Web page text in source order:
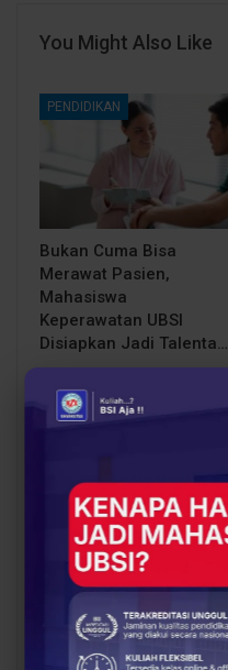
You Might Also Like
PENDIDIKAN
Bukan Cuma Bisa
Merawat Pasien,
Mahasiswa
Keperawatan UBSI
Disiapkan Jadi Talenta…
BERITA
Smart Packaging
Berbasis QR Code Jadi
Inovasi PKM BIMA untuk
Tingkatkan Branding
Rima…